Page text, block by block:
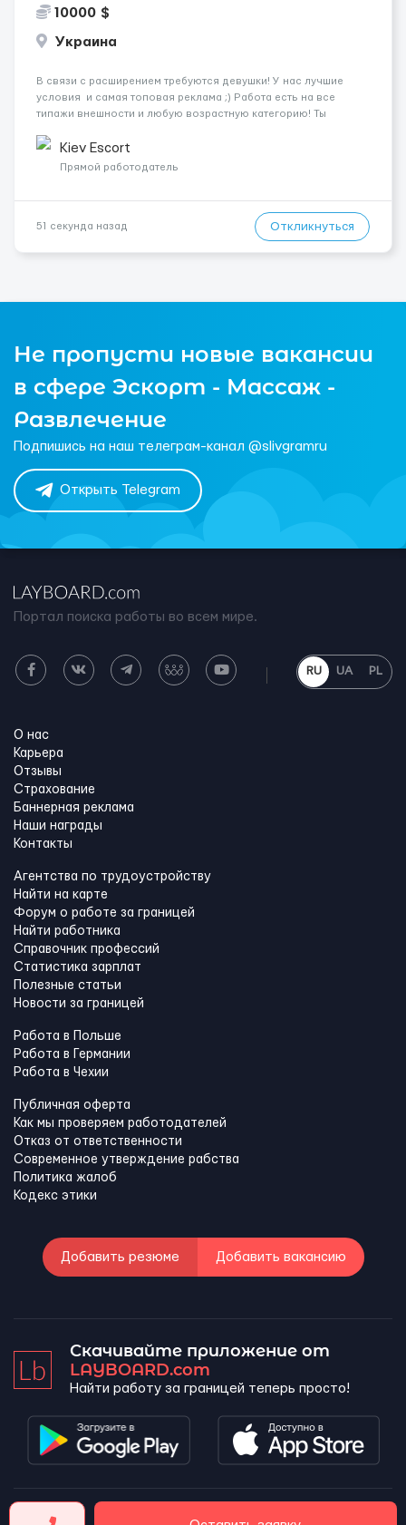
10000 $
Украина
В связи с расширением требуются девушки! У нас лучшие
условия и самая топовая реклама ;) Работа есть на все
типажи внешности и любую возрастную категорию! Ты
ухоженная, приятная внешност...
Kiev Escort
Прямой работодатель
51 секунда назад Откликнуться
Не пропусти новые вакансии
в сфере Эскорт - Массаж -
Развлечение
Подпишись на наш телеграм-канал @slivgramru
Открыть Telegram
Портал поиска работы во всем мире.
RU UA PL
О нас
Карьера
Отзывы
Страхование
Баннерная реклама
Наши награды
Контакты
Агентства по трудоустройству
Найти на карте
Форум о работе за границей
Найти работника
Справочник профессий
Статистика зарплат
Полезные статьи
Новости за границей
Работа в Польше
Работа в Германии
Работа в Чехии
Публичная оферта
Как мы проверяем работодателей
Отказ от ответственности
Современное утверждение рабства
Политика жалоб
Кодекс этики
Добавить резюме Добавить вакансию
Скачивайте приложение от
LAYBOARD.com
Найти работу за границей теперь просто!
LAYBOARD, SL Copyright 2026 ©